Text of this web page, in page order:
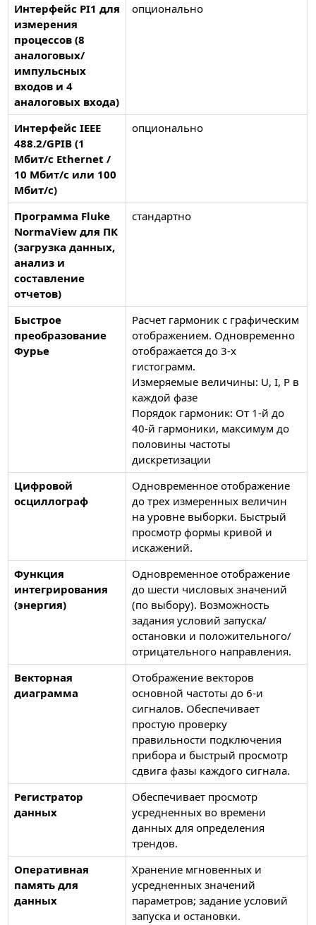
Интерфейс PI1 для
измерения
процессов (8
аналоговых/
импульсных
входов и 4
аналоговых входа)
опционально
Интерфейс IEEE
488.2/GPIB (1
Мбит/с Ethernet /
10 Мбит/с или 100
Мбит/с)
опционально
Программа Fluke
NormaView для ПК
(загрузка данных,
анализ и
составление
отчетов)
стандартно
Быстрое
преобразование
Фурье
Расчет гармоник с графическим
отображением. Одновременно
отображается до 3-х
гистограмм.
Измеряемые величины: U, I, P в
каждой фазе
Порядок гармоник: От 1-й до
40-й гармоники, максимум до
половины частоты
дискретизации
Цифровой
осциллограф
Одновременное отображение
до трех измеренных величин
на уровне выборки. Быстрый
просмотр формы кривой и
искажений.
Функция
интегрирования
(энергия)
Одновременное отображение
до шести числовых значений
(по выбору). Возможность
задания условий запуска/
остановки и положительного/
отрицательного направления.
Векторная
диаграмма
Отображение векторов
основной частоты до 6-и
сигналов. Обеспечивает
простую проверку
правильности подключения
прибора и быстрый просмотр
сдвига фазы каждого сигнала.
Регистратор
данных
Обеспечивает просмотр
усредненных во времени
данных для определения
трендов.
Оперативная
память для
данных
Хранение мгновенных и
усредненных значений
параметров; задание условий
запуска и остановки.